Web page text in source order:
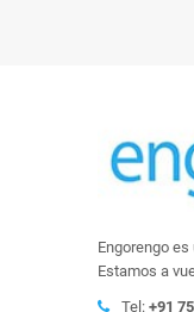
Engorengo
Estamos a
Tel: +91